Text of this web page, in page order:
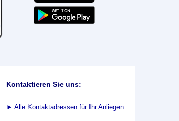
Kontaktieren Sie uns:
► Alle Kontaktadressen für Ihr Anliegen